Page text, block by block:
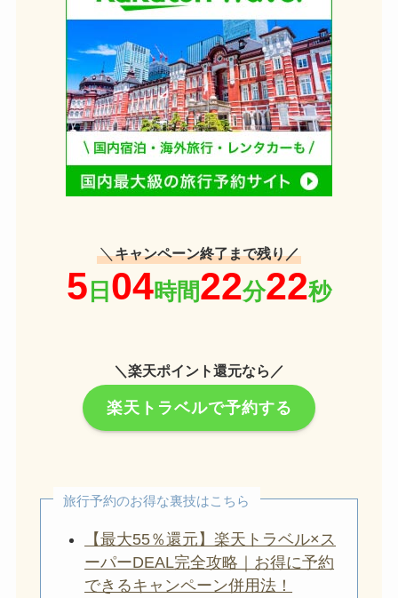
＼キャンペーン終了まで残り／
＼楽天ポイント還元なら／
楽天トラベルで予約する
旅行予約のお得な裏技はこちら
【最大55％還元】楽天トラベル×ス
ーパーDEAL完全攻略｜お得に予約
できるキャンペーン併用法！